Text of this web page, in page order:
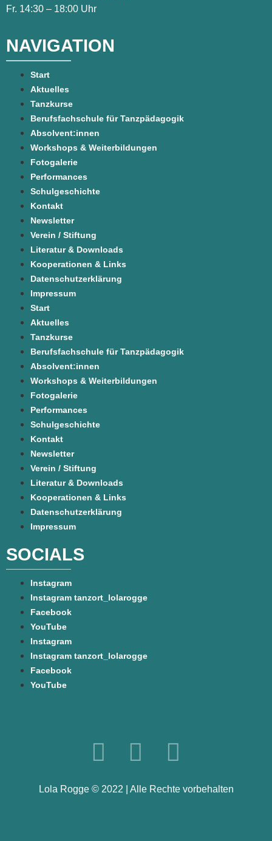
Fr. 14:30 – 18:00 Uhr
NAVIGATION
Start
Aktuelles
Tanzkurse
Berufsfachschule für Tanzpädagogik
Absolvent:innen
Workshops & Weiterbildungen
Fotogalerie
Performances
Schulgeschichte
Kontakt
Newsletter
Verein / Stiftung
Literatur & Downloads
Kooperationen & Links
Datenschutzerklärung
Impressum
Start
Aktuelles
Tanzkurse
Berufsfachschule für Tanzpädagogik
Absolvent:innen
Workshops & Weiterbildungen
Fotogalerie
Performances
Schulgeschichte
Kontakt
Newsletter
Verein / Stiftung
Literatur & Downloads
Kooperationen & Links
Datenschutzerklärung
Impressum
SOCIALS
Instagram
Instagram tanzort_lolarogge
Facebook
YouTube
Instagram
Instagram tanzort_lolarogge
Facebook
YouTube
Lola Rogge © 2022 | Alle Rechte vorbehalten